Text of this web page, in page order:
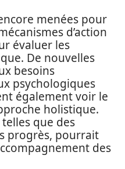
menées pour
d’action
évaluer les
De nouvelles
besoins
psychologiques
également voir le
holistique.
telles que des
progrès, pourrait
des